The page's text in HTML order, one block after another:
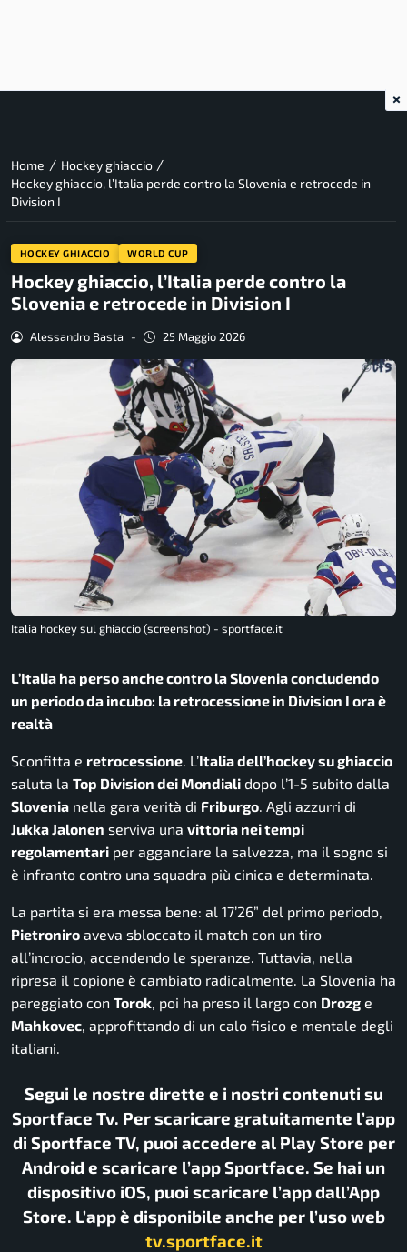
Home / Hockey ghiaccio /
Hockey ghiaccio, l’Italia perde contro la Slovenia e retrocede in
Division I
HOCKEY GHIACCIO WORLD CUP
Hockey ghiaccio, l’Italia perde contro la
Slovenia e retrocede in Division I
Alessandro Basta - 25 Maggio 2026
Italia hockey sul ghiaccio (screenshot) - sportface.it
L’Italia ha perso anche contro la Slovenia concludendo
un periodo da incubo: la retrocessione in Division I ora è
realtà
Sconfitta e retrocessione. L’Italia dell’hockey su ghiaccio
saluta la Top Division dei Mondiali dopo l’1-5 subito dalla
Slovenia nella gara verità di Friburgo. Agli azzurri di
Jukka Jalonen serviva una vittoria nei tempi
regolamentari per agganciare la salvezza, ma il sogno si
è infranto contro una squadra più cinica e determinata.
La partita si era messa bene: al 17’26” del primo periodo,
Pietroniro aveva sbloccato il match con un tiro
all’incrocio, accendendo le speranze. Tuttavia, nella
ripresa il copione è cambiato radicalmente. La Slovenia ha
pareggiato con Torok, poi ha preso il largo con Drozg e
Mahkovec, approfittando di un calo fisico e mentale degli
italiani.
Segui le nostre dirette e i nostri contenuti su
Sportface Tv. Per scaricare gratuitamente l’app
di Sportface TV, puoi accedere al Play Store per
Android e scaricare l’app Sportface. Se hai un
dispositivo iOS, puoi scaricare l’app dall’App
Store. L’app è disponibile anche per l’uso web
tv.sportface.it
×